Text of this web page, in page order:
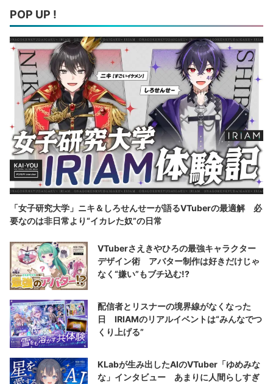
POP UP !
「女子研究大学」ニキ＆しろせんせーが語るVTuberの最適解 必
要なのは非日常より“イカレた奴”の日常
VTuberさえきやひろの最強キャラクター
デザイン術 アバター制作は好きだけじゃ
なく“嫌い”もブチ込む!?
配信者とリスナーの境界線がなくなった
日 IRIAMのリアルイベントは“みんなでつ
くり上げる”
KLabが生み出したAIのVTuber「ゆめみな
な」インタビュー あまりに人間らしすぎ